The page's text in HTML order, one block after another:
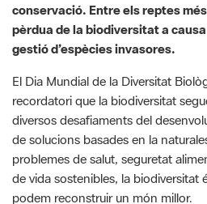
conservació. Entre els reptes
pèrdua de la biodiversitat a
gestió d’espècies invasores.
El Dia Mundial de la Diversitat
recordatori que la biodiversitat
diversos desafiaments del
de solucions basades en la
problemes de salut, seguretat
de vida sostenibles, la biodiversitat
podem reconstruir un món millor.